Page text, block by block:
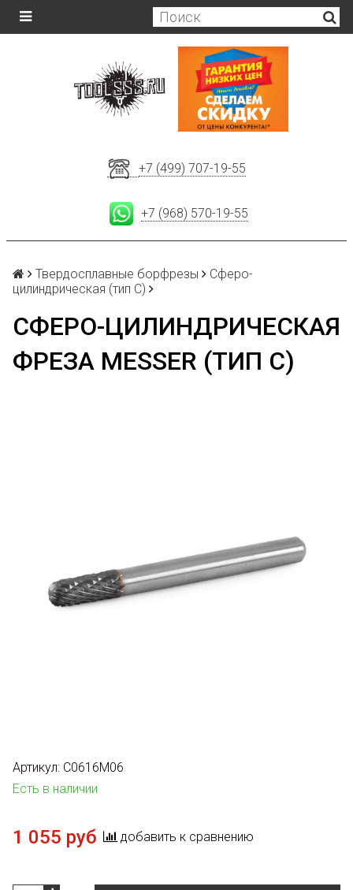
+7 (499) 707-19-55
+7 (968) 570-19-55
Твердосплавные борфрезы
Сферо-
цилиндрическая (тип С)
СФЕРО-ЦИЛИНДРИЧЕСКАЯ
ФРЕЗА MESSER (ТИП С)
Артикул: C0616M06
Есть в наличии
1 055 руб добавить к сравнению